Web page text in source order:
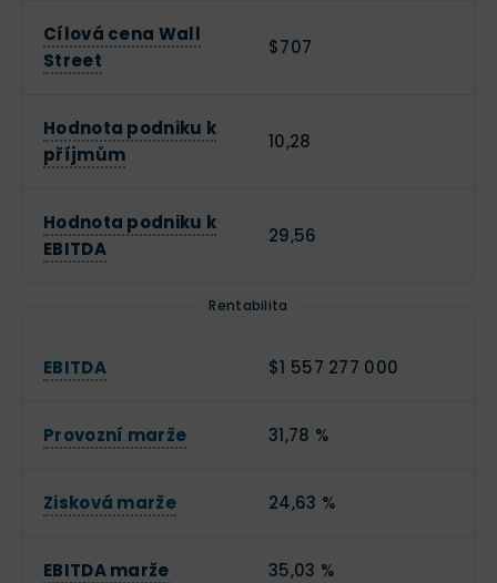
Cílová cena Wall
Street
$707
Hodnota podniku k
příjmům
10,28
Hodnota podniku k
EBITDA
29,56
Rentabilita
EBITDA $1 557 277 000
Provozní marže 31,78 %
Zisková marže 24,63 %
EBITDA marže 35,03 %